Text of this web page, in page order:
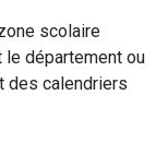
scolaire
le département ou
des calendriers